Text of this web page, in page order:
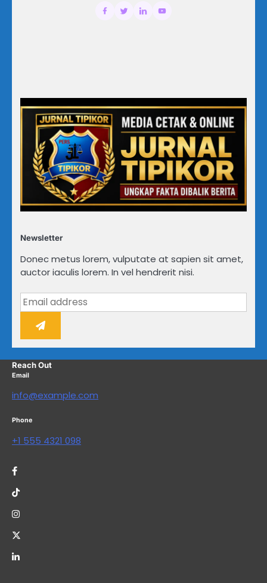
Newsletter
Donec metus lorem, vulputate at sapien sit amet,
auctor iaculis lorem. In vel hendrerit nisi.
Reach Out
Email
info@example.com
Phone
+1 555 4321 098